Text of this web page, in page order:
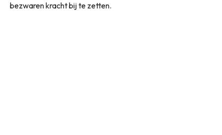
bezwaren kracht bij te zetten.